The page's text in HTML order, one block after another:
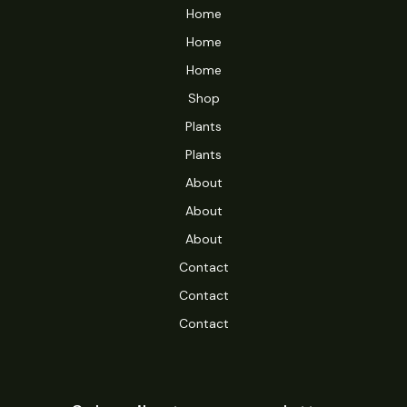
Home
Home
Home
Shop
Plants
Plants
About
About
About
Contact
Contact
Contact